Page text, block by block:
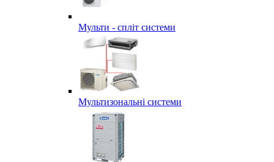
Мульти - спліт системи
Мультизональні системи